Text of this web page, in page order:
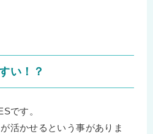
い！？
です。
活かせるという事がありま